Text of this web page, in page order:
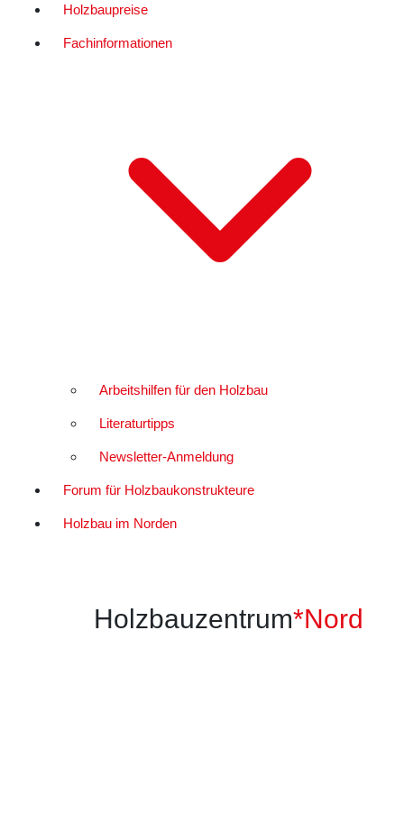
Holzbaupreise
Fachinformationen
Arbeitshilfen für den Holzbau
Literaturtipps
Newsletter-Anmeldung
Forum für Holzbaukonstrukteure
Holzbau im Norden
Holzbauzentrum*Nord